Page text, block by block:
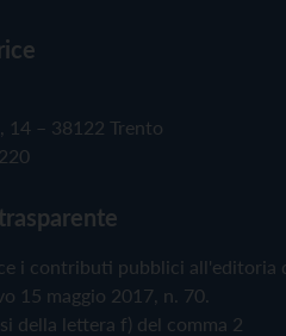
14 – 38122 Trento
i contributi pubblici all'editoria
15 maggio 2017, n. 70.
della lettera f) del comma 2